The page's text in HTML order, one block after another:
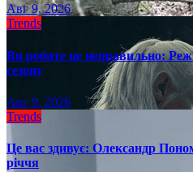
Авг 9, 2026
Trends
Ви робите це неправильно:
сезону
Авг 9, 2026
Trends
Це вас здивує: Олександр
річчя